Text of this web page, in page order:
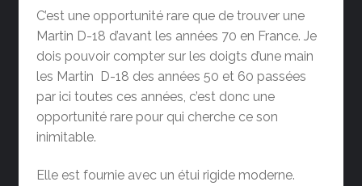
C’est une opportunité rare que de trouver une
Martin D-18 d’avant les années 70 en France. Je
dois pouvoir compter sur les doigts d’une main
les Martin D-18 des années 50 et 60 passées
par ici toutes ces années, c’est donc une
opportunité rare pour qui cherche ce son
inimitable.
Elle est fournie avec un étui rigide moderne.